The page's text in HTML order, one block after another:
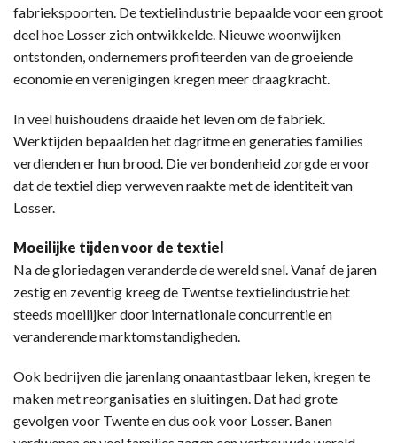
fabriekspoorten. De textielindustrie bepaalde voor een groot
deel hoe Losser zich ontwikkelde. Nieuwe woonwijken
ontstonden, ondernemers profiteerden van de groeiende
economie en verenigingen kregen meer draagkracht.
In veel huishoudens draaide het leven om de fabriek.
Werktijden bepaalden het dagritme en generaties families
verdienden er hun brood. Die verbondenheid zorgde ervoor
dat de textiel diep verweven raakte met de identiteit van
Losser.
Moeilijke tijden voor de textiel
Na de gloriedagen veranderde de wereld snel. Vanaf de jaren
zestig en zeventig kreeg de Twentse textielindustrie het
steeds moeilijker door internationale concurrentie en
veranderende marktomstandigheden.
Ook bedrijven die jarenlang onaantastbaar leken, kregen te
maken met reorganisaties en sluitingen. Dat had grote
gevolgen voor Twente en dus ook voor Losser. Banen